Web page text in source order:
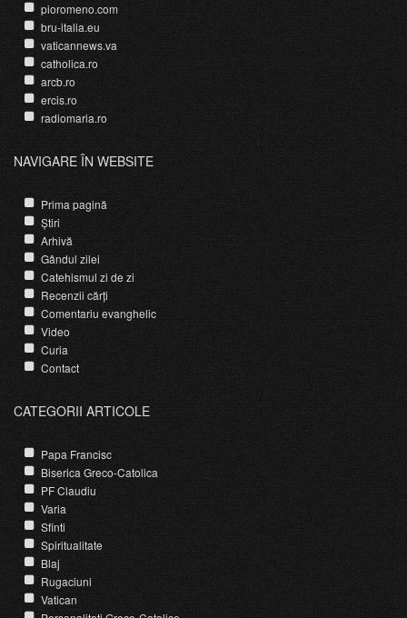
pioromeno.com
bru-italia.eu
vaticannews.va
catholica.ro
arcb.ro
ercis.ro
radiomaria.ro
NAVIGARE ÎN WEBSITE
Prima pagină
Știri
Arhivă
Gândul zilei
Catehismul zi de zi
Recenzii cărți
Comentariu evanghelic
Video
Curia
Contact
CATEGORII ARTICOLE
Papa Francisc
Biserica Greco-Catolica
PF Claudiu
Varia
Sfinti
Spiritualitate
Blaj
Rugaciuni
Vatican